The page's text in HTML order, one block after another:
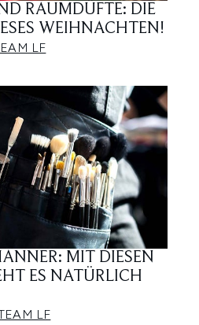
RAUMDÜFTE: DIE
WEIHNACHTEN!
LF
MIT DIESEN
ES NATÜRLICH
LF